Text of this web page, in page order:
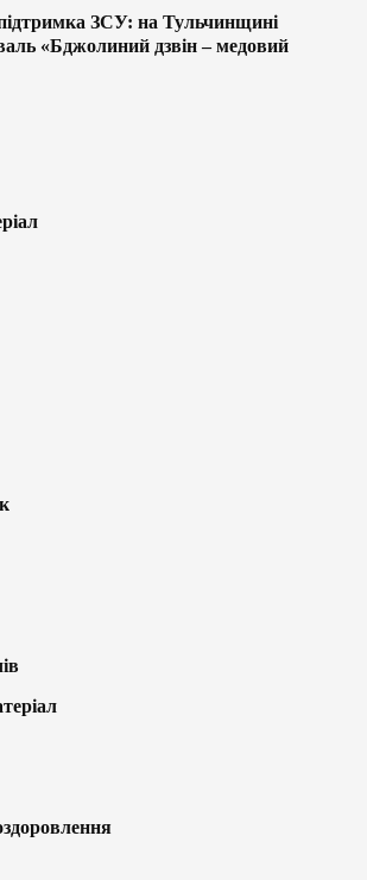
ЗСУ: на Тульчинщині
«Бджолиний дзвін – медовий